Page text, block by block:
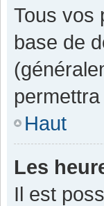
Tous vos
base de
Haut
Les
Il est